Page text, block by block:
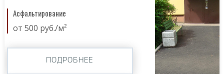
Асфальтирование
от 500 руб./м²
ПОДРОБНЕЕ